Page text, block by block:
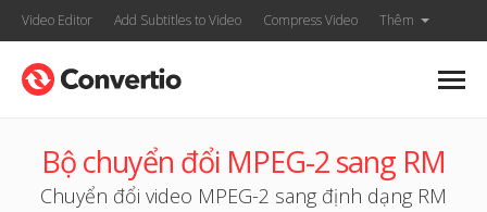
Video Editor Add Subtitles to Video Compress Video Thêm
Bộ chuyển đổi MPEG-2 sang RM
Chuyển đổi video MPEG-2 sang định dạng RM